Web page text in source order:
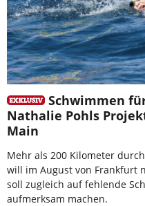
Schwimmen
Nathalie Pohls
Main
Mehr als 200 Kilometer
will im August von Frankfurt
soll zugleich auf fehlende
aufmerksam machen.